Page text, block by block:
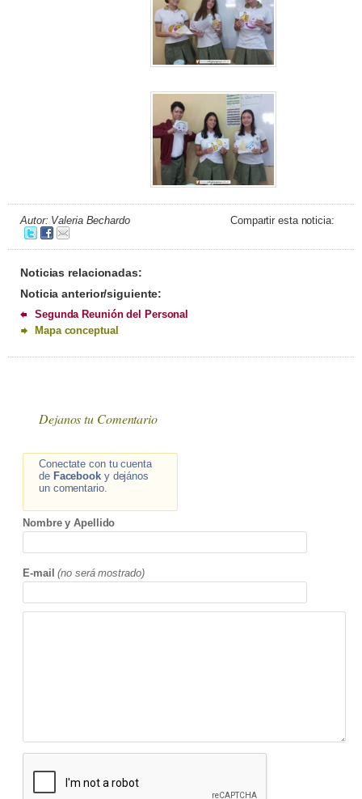
Autor: Valeria Bechardo Compartir esta noticia:
Noticias relacionadas:
Noticia anterior/siguiente:
Segunda Reunión del Personal
Mapa conceptual
Dejanos tu Comentario
Conectate con tu cuenta
de Facebooky dejános
un comentario.
Nombre y Apellido
E-mail (no será mostrado)